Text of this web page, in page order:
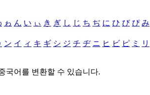
ゎ ん い ぃ き ぎ し じ ち ぢ に ひ び ぴ み
ン イ ィ キ ギ シ ジ チ ヂ ニ ヒ ビ ピ ミ リ
국어를 변환할 수 있습니다.